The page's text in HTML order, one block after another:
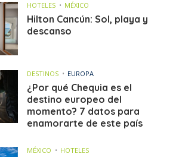
HOTELES MÉXICO
Hilton Cancún: Sol, playa y
descanso
DESTINOS EUROPA
¿Por qué Chequia es el
destino europeo del
momento? 7 datos para
enamorarte de este país
MÉXICO HOTELES